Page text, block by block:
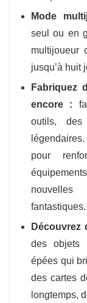
Mode
seul ou en
multijoueur
jusqu’à huit
Fabriquez
encore :
outils,
pour
nouvelles
fantastiques.
Découvrez
des objets
épées qui
des cartes
longtemps,